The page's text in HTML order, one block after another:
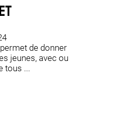
de donner
jeunes, avec ou
tous ...